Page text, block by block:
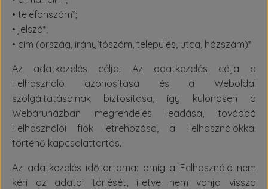
• telefonszám*;
• jelszó*;
• cím (ország, irányítószám, település, utca, házszám)*
Az adatkezelés célja: Az adatkezelés célja a
Felhasználó azonosítása és a Weboldal
szolgáltatásainak biztosítása, így különösen a
Webáruházban megrendelés leadása, továbbá
Felhasználói fiók létrehozása, a Felhasználókkal
történő kapcsolattartás.
Az adatkezelés időtartama: amíg a Felhasználó nem
kéri az adatai törlését, illetve nem vonja vissza